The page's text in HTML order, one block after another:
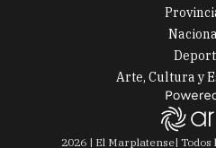
Arte, Cultura y
2026| El Marplatense| Todos